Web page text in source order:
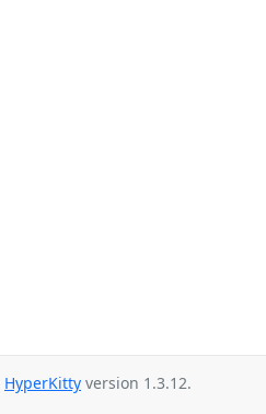
HyperKitty version 1.3.12.